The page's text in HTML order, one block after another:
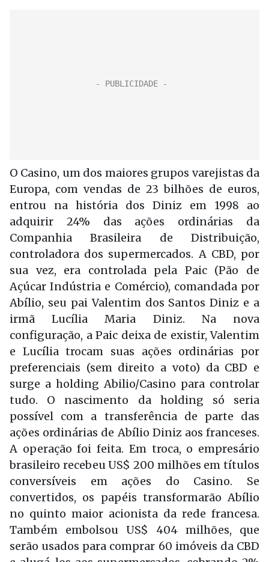
O Casino, um dos maiores grupos varejistas da
Europa, com vendas de 23 bilhões de euros,
entrou na história dos Diniz em 1998 ao
adquirir 24% das ações ordinárias da
Companhia Brasileira de Distribuição,
controladora dos supermercados. A CBD, por
sua vez, era controlada pela Paic (Pão de
Açúcar Indústria e Comércio), comandada por
Abílio, seu pai Valentim dos Santos Diniz e a
irmã Lucília Maria Diniz. Na nova
configuração, a Paic deixa de existir, Valentim
e Lucília trocam suas ações ordinárias por
preferenciais (sem direito a voto) da CBD e
surge a holding Abilio/Casino para controlar
tudo. O nascimento da holding só seria
possível com a transferência de parte das
ações ordinárias de Abílio Diniz aos franceses.
A operação foi feita. Em troca, o empresário
brasileiro recebeu US$ 200 milhões em títulos
conversíveis em ações do Casino. Se
convertidos, os papéis transformarão Abílio
no quinto maior acionista da rede francesa.
Também embolsou US$ 404 milhões, que
serão usados para comprar 60 imóveis da CBD